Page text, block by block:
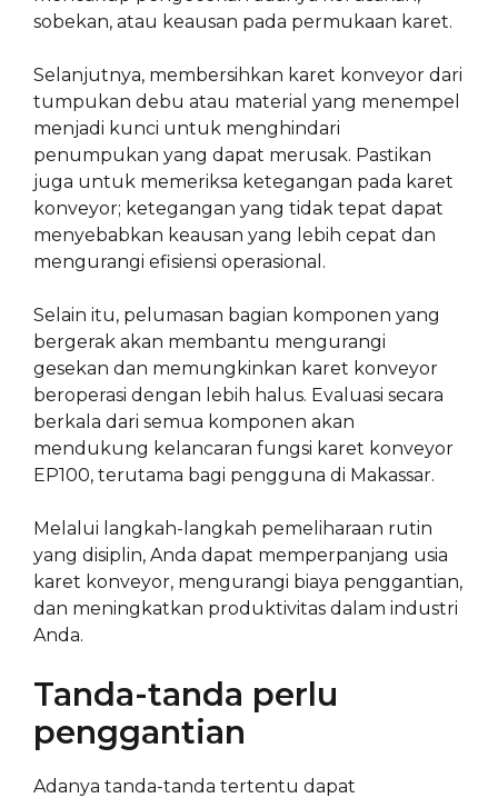
sobekan, atau keausan pada permukaan karet.
Selanjutnya, membersihkan karet konveyor dari
tumpukan debu atau material yang menempel
menjadi kunci untuk menghindari
penumpukan yang dapat merusak. Pastikan
juga untuk memeriksa ketegangan pada karet
konveyor; ketegangan yang tidak tepat dapat
menyebabkan keausan yang lebih cepat dan
mengurangi efisiensi operasional.
Selain itu, pelumasan bagian komponen yang
bergerak akan membantu mengurangi
gesekan dan memungkinkan karet konveyor
beroperasi dengan lebih halus. Evaluasi secara
berkala dari semua komponen akan
mendukung kelancaran fungsi karet konveyor
EP100, terutama bagi pengguna di Makassar.
Melalui langkah-langkah pemeliharaan rutin
yang disiplin, Anda dapat memperpanjang usia
karet konveyor, mengurangi biaya penggantian,
dan meningkatkan produktivitas dalam industri
Anda.
Tanda-tanda perlu
penggantian
Adanya tanda-tanda tertentu dapat